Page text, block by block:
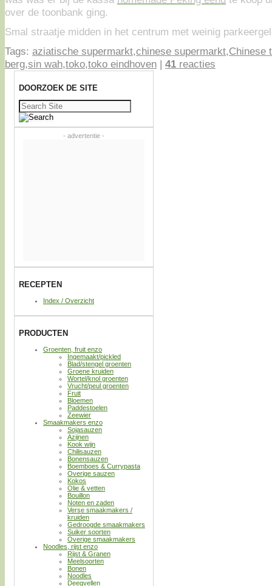
over de toonbank ging.
Smal straatje midden in het centrum met weinig
Tags: aziatische supermarkt,chinese supermarkt,Chinese
berg,sin wah,toko,toko eindhoven | 41 reacties
DOORZOEK DE SITE
Zoeken
naar:
- advertentie -
RECEPTEN
Index / Overzicht
PRODUCTEN
Groenten, fruit enzo
Ingemaakt/pickled
Blad/stengel groenten
Groene kruiden
Wortel/knol groenten
Vrucht/peul groenten
Fruit
Bloemen
Paddestoelen
Zeewier
Smaakmakers enzo
Sojasauzen
Azijnen
Kook wijn
Chilisauzen
Bonensauzen
Boemboes & Currypasta
Overige sauzen
Kokos
Olie & vetten
Bouillon
Noten en zaden
Verse smaakmakers /
kruiden
Gedroogde smaakmakers
Suiker soorten
Overige smaakmakers
Noodles, rijst enzo
Rijst & Granen
Meelsoorten
Bonen
Noodles
Deegvellen